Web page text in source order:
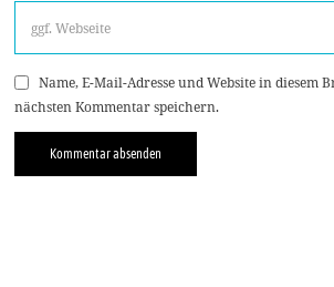
Name, E-Mail-Adresse und Website in diesem
nächsten Kommentar speichern.